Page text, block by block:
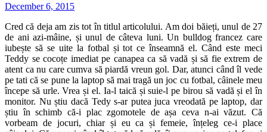
December 6, 2015
Cred că deja am zis tot în titlul articolului. Am doi băieți, unul de 27
de ani azi-mâine, și unul de câteva luni. Un bulldog francez care
iubește să se uite la fotbal și tot ce înseamnă el. Când este meci
Teddy se cocoțe imediat pe canapea ca să vadă și să fie extrem de
atent ca nu care cumva să piardă vreun gol. Dar, atunci când îl vede
pe tati că se pune la laptop să mai tragă un joc cu fotbal, câinele meu
începe să urle. Vrea și el. Ia-l taică și suie-l pe birou să vadă și el în
monitor. Nu știu dacă Tedy s-ar putea juca vreodată pe laptop, dar
știu în schimb că-i plac zgomotele de așa ceva n-ai văzut. Că
vorbeam de jocuri, chiar și eu ca și femeie, înțeleg ce-i place